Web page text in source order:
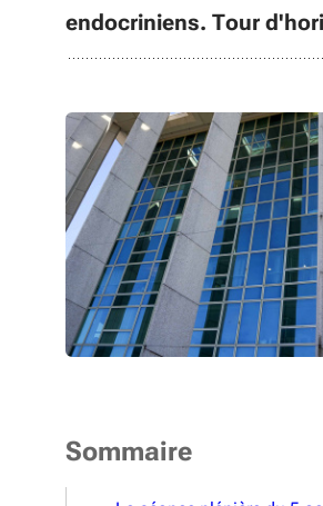
endocriniens. Tour
Sommaire